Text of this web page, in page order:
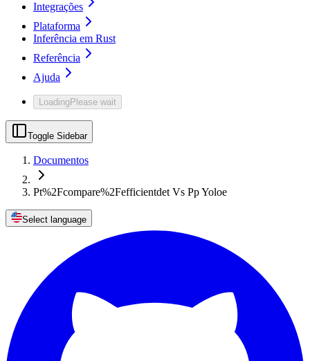
Integrações
Plataforma
Inferência em Rust
Referência
Ajuda
LoadingPlease wait
Toggle Sidebar
Documentos
Pt%2Fcompare%2Fefficientdet Vs Pp Yoloe
Select language